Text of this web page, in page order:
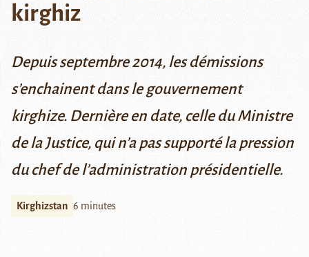
kirghiz
Depuis septembre 2014, les démissions
s’enchainent dans le gouvernement
kirghize. Dernière en date, celle du Ministre
de la Justice, qui n’a pas supporté la pression
du chef de l’administration présidentielle.
Kirghizstan 6 minutes